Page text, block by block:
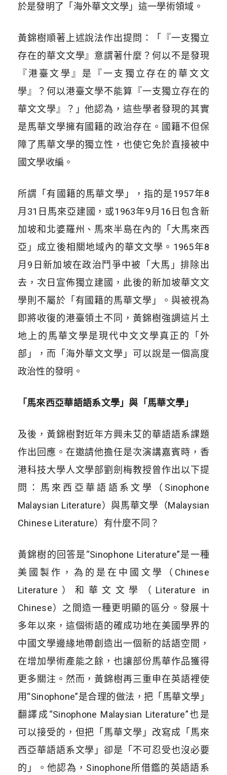
於是發明了「海外華文文學」這一學術領域。
黃錦樹順著上述說法作出提問：「『一支獨立
存在的華文文學』意謂著什麼？何以不是發現
『港臺文學』是『一支獨立存在的華文文
學』？何以港臺文學不能算『一支獨立存在的
華文文學』？」他認為，這些學者發現的其實
是馬華文學擁有國籍的政治存在。國籍不但保
障了馬華文學的獨立性，也使它免於直接被中
國文學收編。
所謂「有國籍的馬華文學」，指的是1957年8
月31日馬來亞建國，或1963年9月16日包含新
加坡和北婆羅州、馬來半島在內的「大馬來西
亞」成立後相關地域內的華文文學。1965年8
月9日新加坡在政治鬥爭中被「大馬」排除出
去，次日宣佈獨立建國，此後的新加坡華文文
學則不屬於「有國籍的馬華文學」。與被視為
即將收復的港臺領土不同，黃錦樹強調這片土
地上的馬華文學是現代中文文學真正的「外
部」，而「海外華文文學」可以說是一個高度
政治性的發明。
「馬來西亞華語語系文學」與「馬華文學」
及後，黃錦樹對近年方興未艾的華語語系課題
作出回應。在邀請他擔任是次演講嘉賓時，香
港科技大學人文學部劉劍梅教授曾作出以下提
問：馬來西亞華語語系文學（Sinophone
Malaysian Literature）與馬華文學（Malaysian
Chinese Literature）有什麼不同？
黃錦樹的回答是“Sinophone Literature”是一種
美國製作，為的是在中國文學（Chinese
Literature）和華文文學（Literature in
Chinese）之間造一種更明顯的區分。發展十
多年以來，這個術語的確成功地在美國學界的
中國文學邊緣地帶創造出一個新的話語空間，
在增加學術產能之餘，也讓部份馬華作品獲得
更多關注。然而，黃錦樹再三重申在英語裡使
用“Sinophone”是合理的做法，把「馬華文學」
翻譯成“Sinophone Malaysian Literature”也是
可以接受的，但把「馬華文學」改寫成「馬來
西亞華語語系文學」卻是「不可忍受也沒必要
的」。他認為，Sinophone所借鑑的英語語系